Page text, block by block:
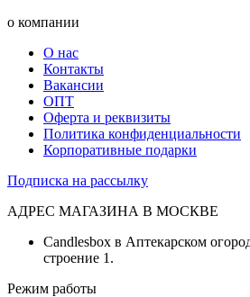
о компании
О нас
Контакты
Вакансии
ОПТ
Оферта и реквизиты
Политика конфиденциальности
Корпоративные подарки
Подписка на рассылку
АДРЕС МАГАЗИНА В МОСКВЕ
Candlesbox в Аптекарском
строение 1.
Режим работы